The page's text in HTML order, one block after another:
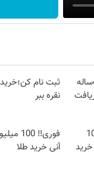
ثبت نام
نقره ببر
تا 100
فوری‼️
آنی خرید طلا